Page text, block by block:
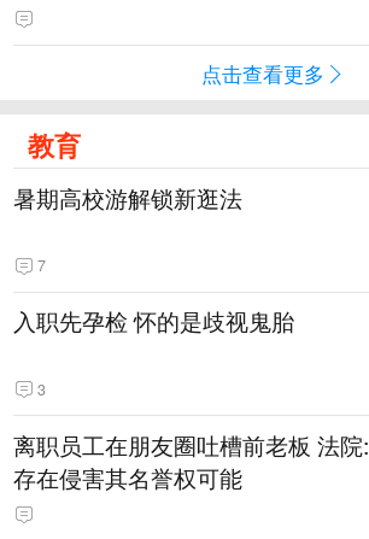
点击查看更多
教育
暑期高校游解锁新逛法
7
入职先孕检 怀的是歧视鬼胎
3
离职员工在朋友圈吐槽前老板 法院:
存在侵害其名誉权可能